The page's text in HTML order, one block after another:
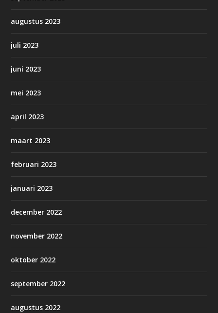
augustus 2023
juli 2023
juni 2023
mei 2023
april 2023
maart 2023
februari 2023
januari 2023
december 2022
november 2022
oktober 2022
september 2022
augustus 2022